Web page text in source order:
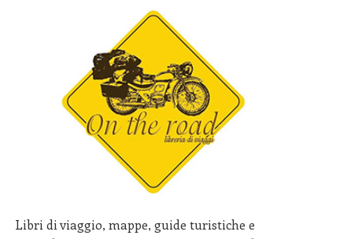
Libri di viaggio, mappe, guide turistiche e